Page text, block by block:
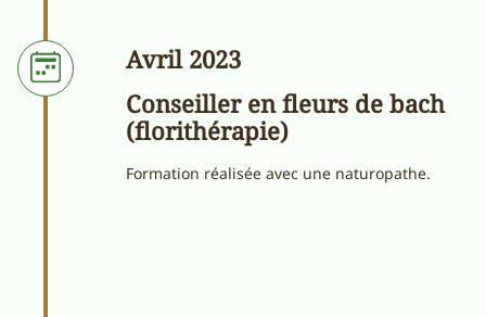
Avril 2023
Conseiller en fleurs de bach
(florithérapie)
Formation réalisée avec une naturopathe.